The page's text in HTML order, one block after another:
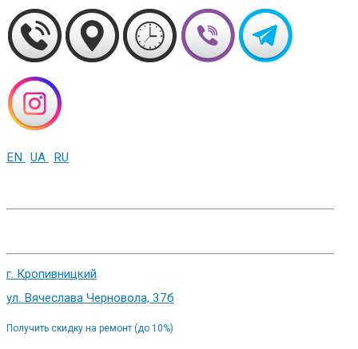
EN UA RU
г. Кропивницкий
ул. Вячеслава Черновола, 37б
Получить скидку на ремонт (до 10%)